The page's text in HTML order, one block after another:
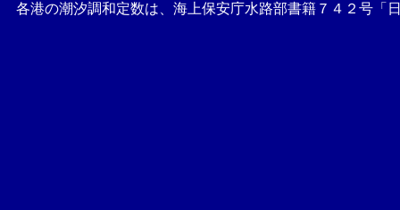
各港の潮汐調和定数は、海上保安庁水路部書籍７４２号「